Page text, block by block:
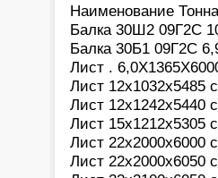
Наименование
Балка 30Ш2 09Г2С
Балка 30Б1 09Г2С
Лист .
Лист 12х1032х5485
Лист 12х1242х5440
Лист 15х1212х5305
Лист 22х2000х6000
Лист 22х2000х6050